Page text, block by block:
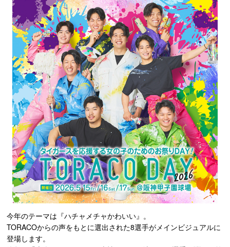
今年のテーマは『ハチャメチャかわいい』。
TORACOからの声をもとに選出された8選手がメインビジュアルに
登場します。